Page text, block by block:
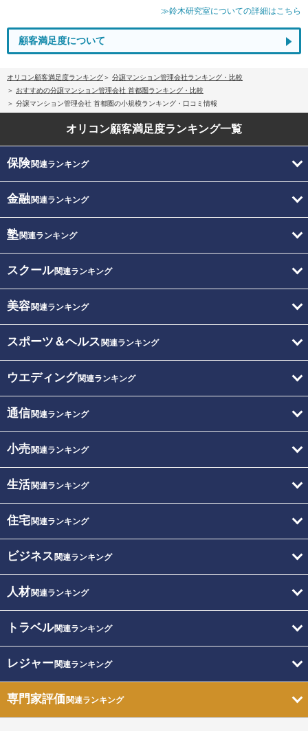
≫鈴木研究室についての詳細はこちら
顧客満足度について
オリコン顧客満足度ランキング
分譲マンション管理会社ランキング・比較
おすすめの分譲マンション管理会社 首都圏ランキング・比較
分譲マンション管理会社 首都圏の小規模ランキング・口コミ情報
オリコン顧客満足度ランキング一覧
保険関連ランキング
金融関連ランキング
塾関連ランキング
スクール関連ランキング
美容関連ランキング
スポーツ＆ヘルス 関連ランキング
ウエディング関連ランキング
通信関連ランキング
小売関連ランキング
生活関連ランキング
住宅関連ランキング
ビジネス 関連ランキング
人材関連ランキング
トラベル関連ランキング
レジャー関連ランキング
専門家評価関連ランキング